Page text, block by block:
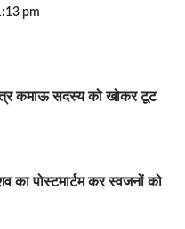
pm
कमाऊ सदस्य को खोकर टूट
का पोस्टमार्टम कर स्वजनों को